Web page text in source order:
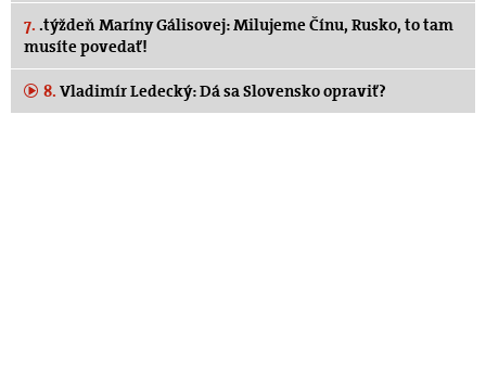
7. .týždeň Maríny Gálisovej: Milujeme Čínu, Rusko, to tam
musíte povedať!
8. Vladimír Ledecký: Dá sa Slovensko opraviť?